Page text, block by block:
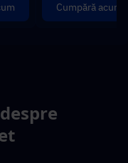
Cumpără acum